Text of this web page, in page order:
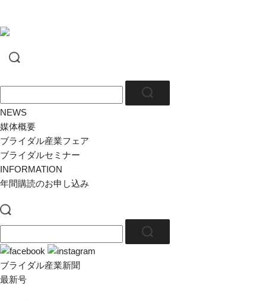
NEWS
媒体概要
ブライダル産業フェア
ブライダルセミナー
INFORMATION
年間購読のお申し込み
ブライダル産業新聞
最新号